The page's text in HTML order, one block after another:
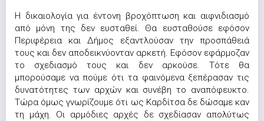
Η δικαιολογία για έντονη βροχόπτωση και αιφνιδιασμό
από μόνη της δεν ευσταθεί. Θα ευσταθούσε εφόσον
Περιφέρεια και Δήμος εξαντλούσαν την προσπάθειά
τους και δεν αποδεικνύονταν αρκετή. Εφόσον εφάρμοζαν
το σχεδιασμό τους και δεν αρκούσε. Τότε θα
μπορούσαμε να πούμε ότι τα φαινόμενα ξεπέρασαν τις
δυνατότητες των αρχών και συνέβη το αναπόφευκτο.
Τώρα όμως γνωρίζουμε ότι ως Καρδίτσα δε δώσαμε καν
τη μάχη. Οι αρμόδιες αρχές δε σχεδίασαν απολύτως